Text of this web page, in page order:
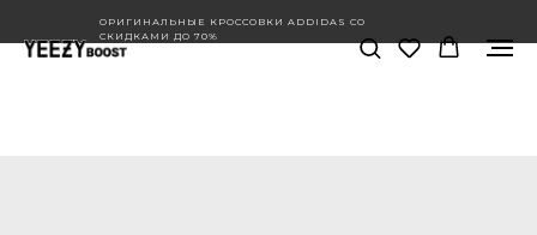
ОРИГИНАЛЬНЫЕ КРОССОВКИ ADDIDAS СО
СКИДКАМИ ДО 70%